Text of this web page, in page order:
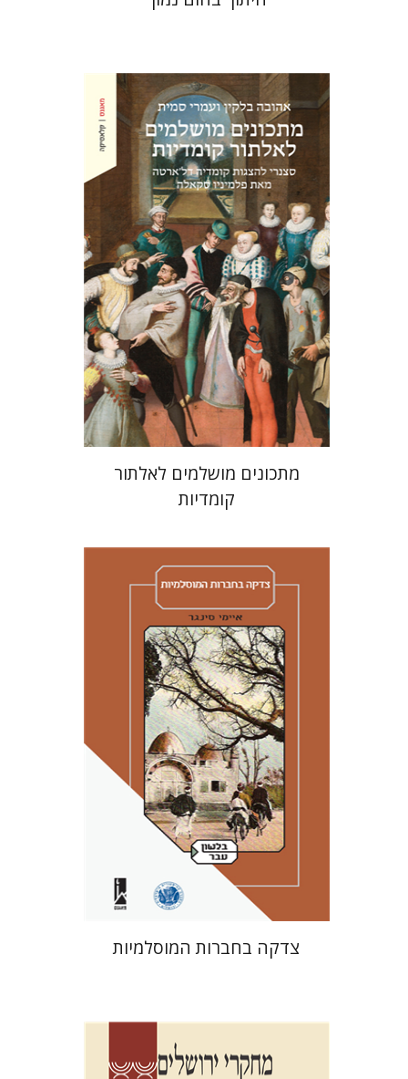
אהובה בלקין עמרי סמית
הנחת אתר ספר מודפס
$42
$38
מתכונים מושלמים לאלתור
קומדיות
איימי סינגר
יצחק חן
אבנר גלעדי
מירי
אליאב-פלדון
רענן ריין
דורון מגן
הנחת אתר ספר מודפס
$46
$41
צדקה בחברות המוסלמיות